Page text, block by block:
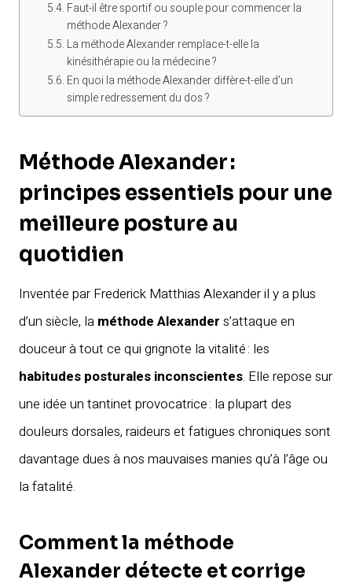
Faut-il être sportif ou souple pour commencer la
méthode Alexander ?
La méthode Alexander remplace-t-elle la
kinésithérapie ou la médecine ?
En quoi la méthode Alexander diffère-t-elle d’un
simple redressement du dos ?
Méthode Alexander :
principes essentiels pour une
meilleure posture au
quotidien
Inventée par Frederick Matthias Alexander il y a plus
d’un siècle, la méthode Alexander s’attaque en
douceur à tout ce qui grignote la vitalité : les
habitudes posturales inconscientes. Elle repose sur
une idée un tantinet provocatrice : la plupart des
douleurs dorsales, raideurs et fatigues chroniques sont
davantage dues à nos mauvaises manies qu’à l’âge ou
la fatalité.
Comment la méthode
Alexander détecte et corrige